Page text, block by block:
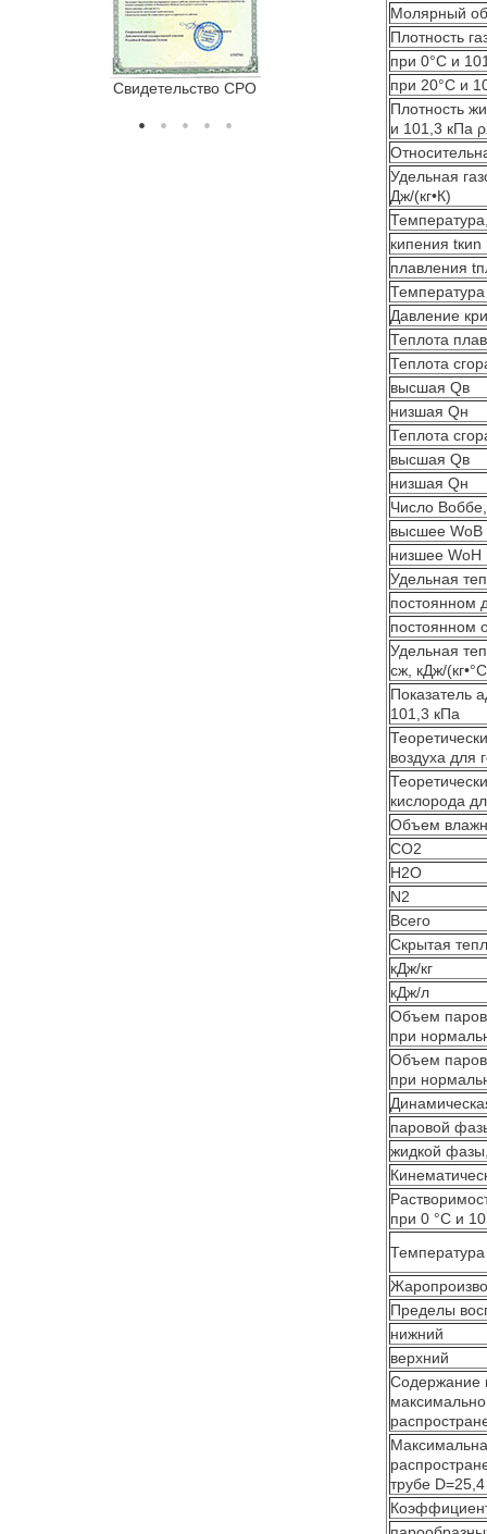
Свидетельство СРО Сертификат
Молярный
Плотность
при 0°С и
при 20°С и
Плотность
и 101,3 кПа
Удельная
Дж/(кг•К)
кипения tкиn
плавления
Температура
Давление
Теплота
Теплота
высшая Qв
низшая Qн
Теплота
высшая Qв
низшая Qн
Число
высшее WoB
низшее WoH
Удельная
постоянном
постоянном
Удельная
сж, кДж/
Показатель
101,3 кПа
воздуха для
кислорода
Объем
CO2
H2O
N2
Всего
Скрытая
кДж/кг
кДж/л
Объем паров
при
Объем паров
при
паровой
жидкой
при 0 °С и
Пределы
нижний
верхний
Содержание
трубе